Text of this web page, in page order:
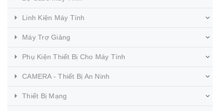
Linh Kiện Máy Tính
Máy Trợ Giảng
Phụ Kiện Thiết Bị Cho Máy Tính
CAMERA - Thiết Bị An Ninh
Thiết Bị Mạng